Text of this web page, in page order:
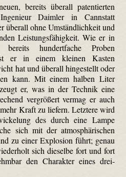
bereits überall patentierten
Daimler in Cannstatt
überall ohne Umständlichkeit und
Leistungsfähigkeit. Wie er in
hundertfache Proben
er in einem kleinen Kasten
hat und überall hingestellt oder
kann. Mit einem halben Liter
er, was in der Technik eine
vergrößert vermag er auch
Kraft zu liefern. Letztere wird
des durch eine Lampe
sich mit der atmosphärischen
zu einer Explosion führt; genau
sich dieselbe fort und fort
den Charakter eines drei­